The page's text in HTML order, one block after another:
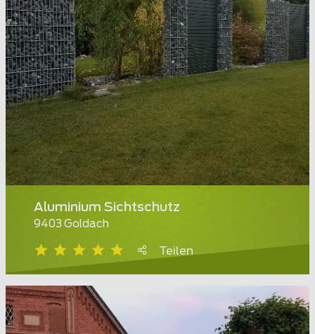
Aluminium Sichtschutz
9403 Goldach
Teilen